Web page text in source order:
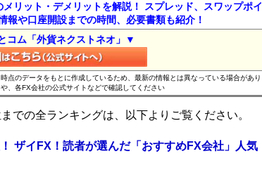
リット・デメリットを解説！ スプレッド、スワップポイ
報や口座開設までの時間、必要書類も紹介！
コム「外貨ネクストネオ」▼
のデータをもとに作成しているため、最新の情報とは異なっている場合があり
や、各FX会社の公式サイトなどで確認してください
での全ランキングは、以下よりご覧ください。
ザイFX！読者が選んだ「おすすめFX会社」人気